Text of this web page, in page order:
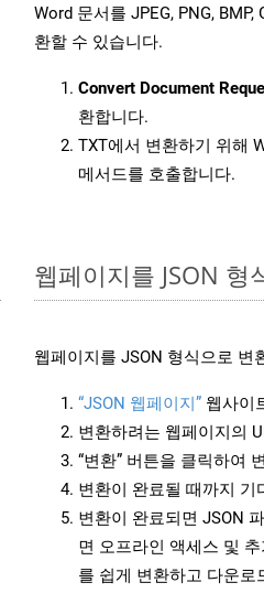
Word 문서를 JPEG, PNG,
환할 수 있습니다.
Convert Document
환합니다.
TXT에서 변환하기 위해
메서드를 호출합니다.
웹페이지를 JSON 형
웹페이지를 JSON 형식으로 변
“JSON 웹페이지” 웹사이
변환하려는 웹페이지의
“변환” 버튼을 클릭하여
변환이 완료될 때까지 기
변환이 완료되면 JSON
면 오프라인 액세스 및
를 쉽게 변환하고 다운로